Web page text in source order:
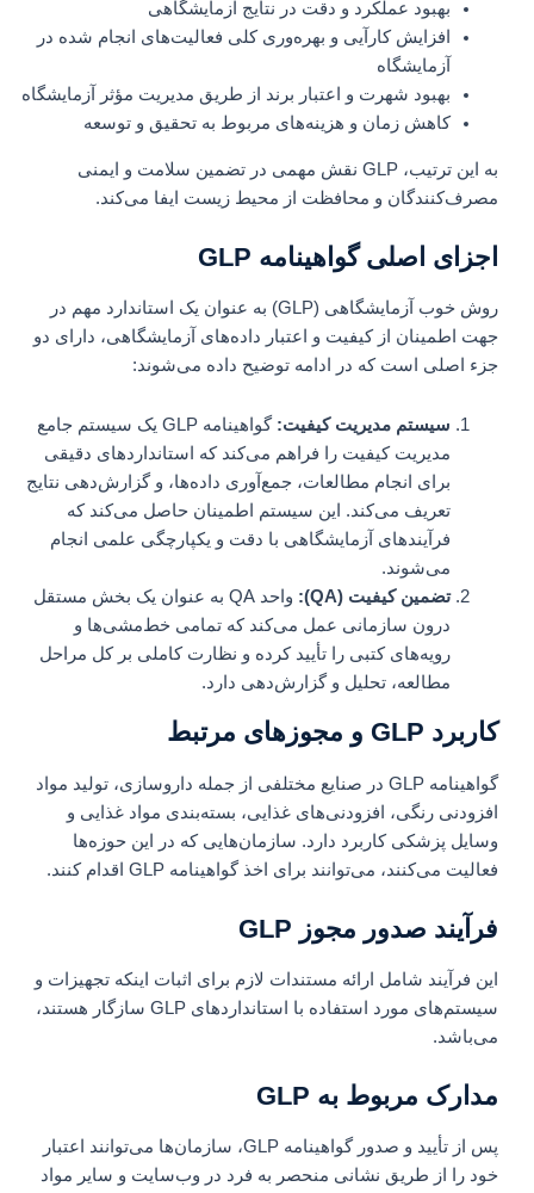
بهبود عملکرد و دقت در نتایج آزمایشگاهی
افزایش کارآیی و بهره‌وری کلی فعالیت‌های انجام شده در
آزمایشگاه
بهبود شهرت و اعتبار برند از طریق مدیریت مؤثر آزمایشگاه
کاهش زمان و هزینه‌های مربوط به تحقیق و توسعه
به این ترتیب، GLP نقش مهمی در تضمین سلامت و ایمنی
مصرف‌کنندگان و محافظت از محیط زیست ایفا می‌کند.
اجزای اصلی گواهینامه GLP
روش خوب آزمایشگاهی (GLP) به عنوان یک استاندارد مهم در
جهت اطمینان از کیفیت و اعتبار داده‌های آزمایشگاهی، دارای دو
جزء اصلی است که در ادامه توضیح داده می‌شوند:
سیستم مدیریت کیفیت:
گواهینامه GLP یک سیستم جامع
مدیریت کیفیت را فراهم می‌کند که استانداردهای دقیقی
برای انجام مطالعات، جمع‌آوری داده‌ها، و گزارش‌دهی نتایج
تعریف می‌کند. این سیستم اطمینان حاصل می‌کند که
فرآیندهای آزمایشگاهی با دقت و یکپارچگی علمی انجام
می‌شوند.
تضمین کیفیت (QA):
واحد QA به عنوان یک بخش مستقل
درون سازمانی عمل می‌کند که تمامی خط‌مشی‌ها و
رویه‌های کتبی را تأیید کرده و نظارت کاملی بر کل مراحل
مطالعه، تحلیل و گزارش‌دهی دارد.
کاربرد GLP و مجوزهای مرتبط
گواهینامه GLP در صنایع مختلفی از جمله داروسازی، تولید مواد
افزودنی رنگی، افزودنی‌های غذایی، بسته‌بندی مواد غذایی و
وسایل پزشکی کاربرد دارد. سازمان‌هایی که در این حوزه‌ها
فعالیت می‌کنند، می‌توانند برای اخذ گواهینامه GLP اقدام کنند.
فرآیند صدور مجوز GLP
این فرآیند شامل ارائه مستندات لازم برای اثبات اینکه تجهیزات و
سیستم‌های مورد استفاده با استانداردهای GLP سازگار هستند،
می‌باشد.
مدارک مربوط به GLP
پس از تأیید و صدور گواهینامه GLP، سازمان‌ها می‌توانند اعتبار
خود را از طریق نشانی منحصر به فرد در وب‌سایت و سایر مواد